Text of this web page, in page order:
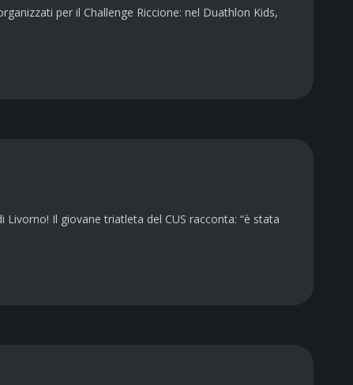
per il Challenge Riccione: nel Duathlon Kids,
Il giovane triatleta del CUS racconta: “è stata